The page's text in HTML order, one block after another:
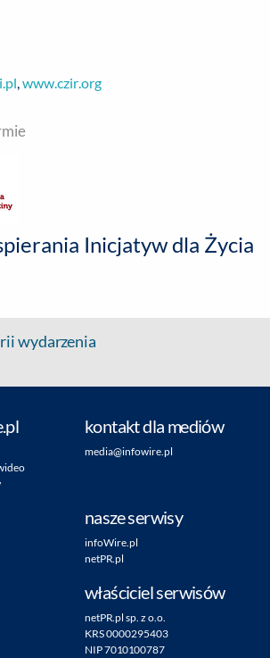
,www.czir.org
Inicjatyw dla Życia
wydarzenia
kontakt dla mediów
media@infowire.pl
nasze serwisy
infoWire.pl
netPR.pl
właściciel serwisów
netPR.pl sp. z o.o.
KRS 0000295403
NIP 7010100787